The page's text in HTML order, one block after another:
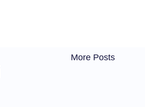
More Posts